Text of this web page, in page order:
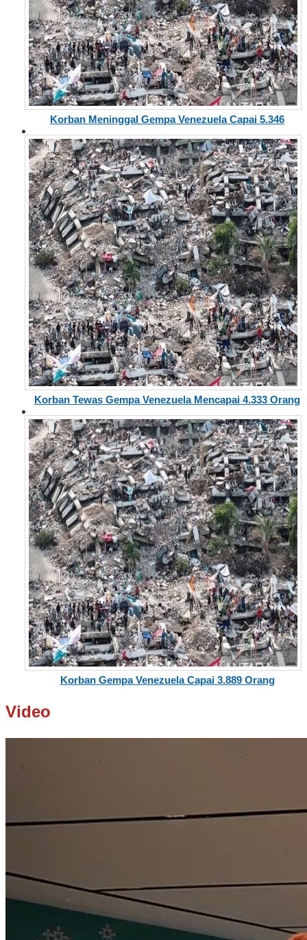
Korban Meninggal Gempa Venezuela Capai 5.346
Korban Tewas Gempa Venezuela Mencapai 4.333 Orang
Korban Gempa Venezuela Capai 3.889 Orang
Video